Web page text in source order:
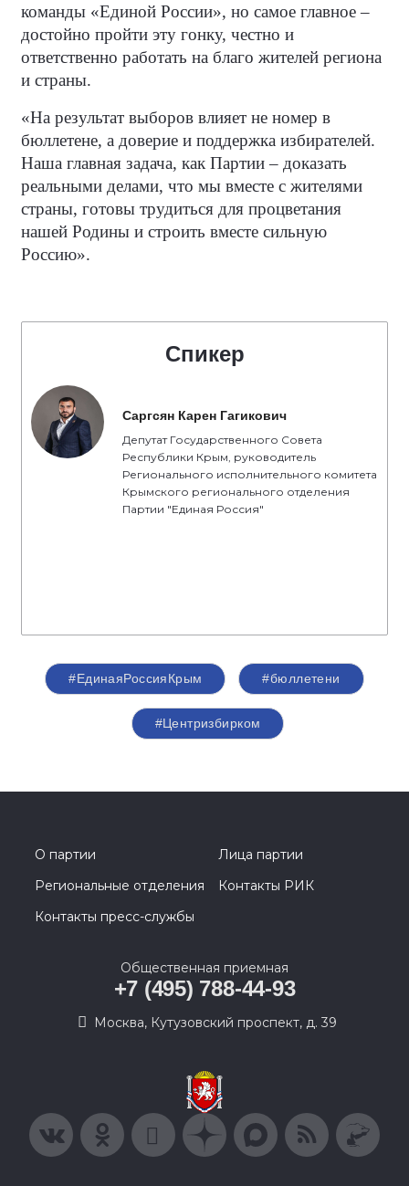
команды «Единой России», но самое главное –
достойно пройти эту гонку, честно и
ответственно работать на благо жителей региона
и страны.
«На результат выборов влияет не номер в
бюллетене, а доверие и поддержка избирателей.
Наша главная задача, как Партии – доказать
реальными делами, что мы вместе с жителями
страны, готовы трудиться для процветания
нашей Родины и строить вместе сильную
Россию».
Спикер
Саргсян Карен Гагикович
Депутат Государственного Совета
Республики Крым, руководитель
Регионального исполнительного комитета
Крымского регионального отделения
Партии "Единая Россия"
#ЕдинаяРоссияКрым #бюллетени
#Центризбирком
О партии
Лица партии
Региональные отделения
Контакты РИК
Контакты пресс-службы
Общественная приемная
+7 (495) 788-44-93
Москва, Кутузовский проспект, д. 39